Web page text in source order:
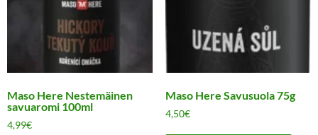
Maso Here Nestemäinen
savuaromi 100ml
4,99€
Maso Here Savusuola 75g
4,50€